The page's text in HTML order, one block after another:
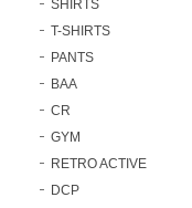
SHIRTS
T-SHIRTS
PANTS
BAA
CR
GYM
RETRO ACTIVE
DCP